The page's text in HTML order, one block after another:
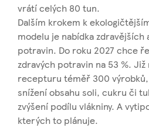
vrátí celých 80 tun.
Dalším krokem k
modelu je nabídka
potravin. Do roku 2027 chce
zdravých potravin na 53 %. Již
recepturu téměř 300
snížení obsahu soli, cukru či
zvýšení podílu vlákniny. A
kterých to plánuje.